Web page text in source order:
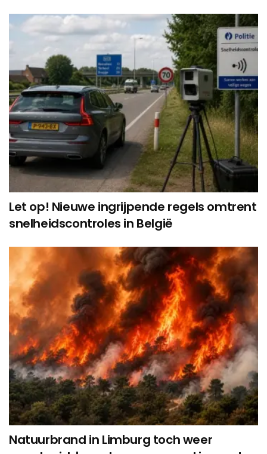
Let op! Nieuwe ingrijpende regels omtrent
snelheidscontroles in België
Natuurbrand in Limburg toch weer